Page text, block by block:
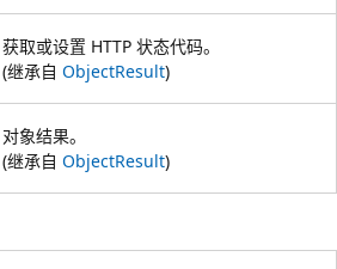
获取或设置 HTTP 状态代码。
(继承自 ObjectResult)
对象结果。
(继承自 ObjectResult)